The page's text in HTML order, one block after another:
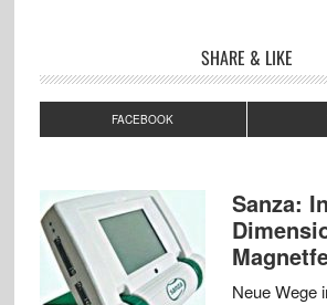
SHARE & LIKE
FACEBOOK
Sanza:
Neue Wege